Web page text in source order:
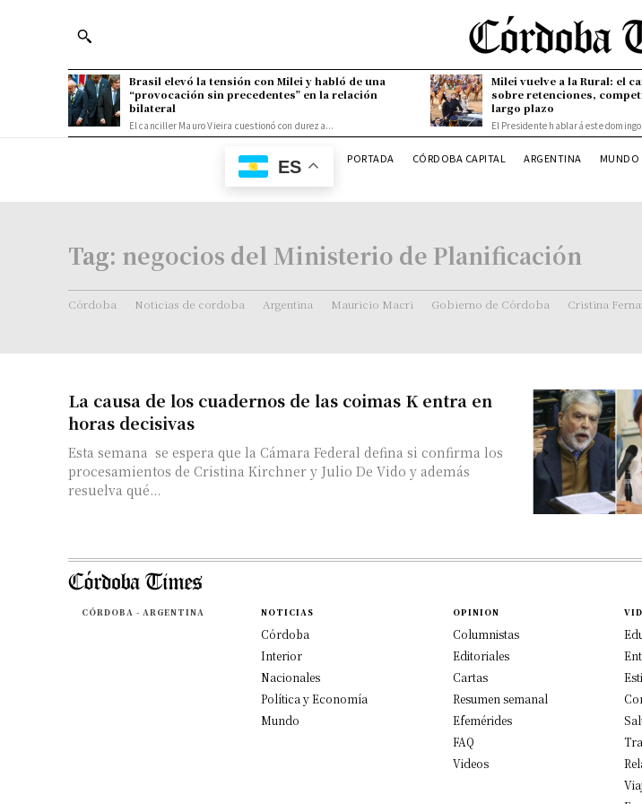
Brasil elevó la tensión con Milei y habló de una
“provocación sin precedentes” en la relación
bilateral
El canciller Mauro Vieira cuestionó con dureza...
Milei vuelve a la Rural: el
sobre retenciones,
largo plazo
El Presidente hablará este
ES PORTADA CÓRDOBA CAPITAL ARGENTINA MUNDO
Tag: negocios del Ministerio de Planificación
Córdoba Noticias de cordoba Argentina Mauricio Macri Gobierno de Córdoba Cristina
La causa de los cuadernos de las coimas K entra en
horas decisivas
Esta semana se espera que la Cámara Federal defina si confirma los
procesamientos de Cristina Kirchner y Julio De Vido y además
resuelva qué...
CÓRDOBA - ARGENTINA NOTICIAS
Córdoba
Interior
Nacionales
Política y Economía
Mundo
OPINION
Columnistas
Editoriales
Cartas
Resumen semanal
Efemérides
FAQ
Videos